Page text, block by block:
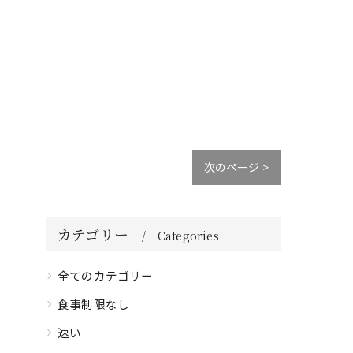
次のページ >
カテゴリー Categories
全てのカテゴリー
食事制限なし
速い